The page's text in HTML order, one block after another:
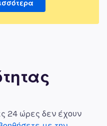
24 ώρες δεν έχουν